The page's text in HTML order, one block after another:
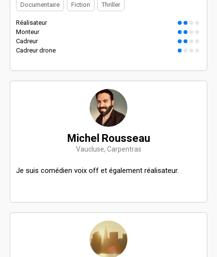
Documentaire Fiction Thriller
Réalisateur
Monteur
Cadreur
Cadreur drone
Michel Rousseau
Vaucluse, Carpentras
Je suis comédien voix off et également réalisateur.